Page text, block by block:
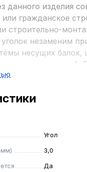
данного изделия
гражданское
строительно-
уголок незаменим
несущих балок,
без
В монолитном
как жесткая
Для перекрытий,
выполняет
Угол
3,0
Да